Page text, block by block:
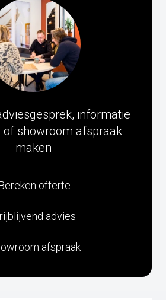
informatie
of showroom afspraak
maken
offerte
advies
afspraak